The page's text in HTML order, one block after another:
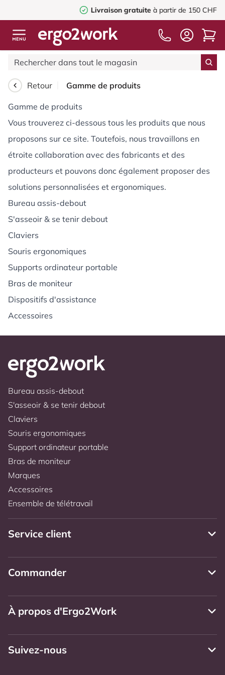
Livraison gratuiteà partir de 150 CHF
Retour Gamme de produits
Gamme de produits
Vous trouverez ci-dessous tous les produits que nous
proposons sur ce site. Toutefois, nous travaillons en
étroite collaboration avec des fabricants et des
producteurs et pouvons donc également proposer des
solutions personnalisées et ergonomiques.
Bureau assis-debout
S'asseoir & se tenir debout
Claviers
Souris ergonomiques
Supports ordinateur portable
Bras de moniteur
Dispositifs d'assistance
Accessoires
Bureau assis-debout
S'asseoir & se tenir debout
Claviers
Souris ergonomiques
Support ordinateur portable
Bras de moniteur
Marques
Accessoires
Ensemble de télétravail
Service client
Commander
À propos d'Ergo2Work
Suivez-nous